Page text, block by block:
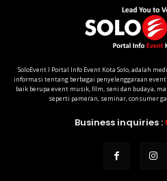
SoloEvent I Portal Info Event Kota Solo, adalah
informasi tentang berbagai penyelenggaraan event
baik berupa event musik, film, seni dan budaya,
seperti pameran, seminar, consumer
Business inquiries :